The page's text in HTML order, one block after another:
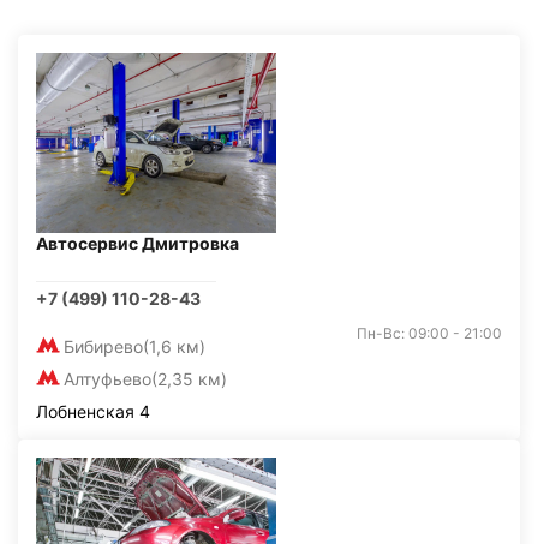
Автосервис Дмитровка
+7 (499) 110-28-43
Бибирево(1,6 км)
Алтуфьево(2,35 км)
Пн-Вс: 09:00 - 21:00
Лобненская 4